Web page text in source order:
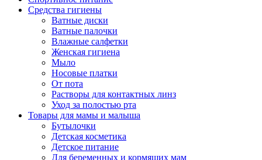
Средства гигиены
Ватные диски
Ватные палочки
Влажные салфетки
Женская гигиена
Мыло
Носовые платки
От пота
Растворы для контактных линз
Уход за полостью рта
Товары для мамы и малыша
Бутылочки
Детская косметика
Детское питание
Для беременных и кормящих мам